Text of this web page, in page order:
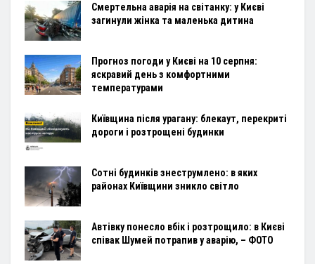
Смертельна аварія на світанку: у Києві
загинули жінка та маленька дитина
Прогноз погоди у Києві на 10 серпня:
яскравий день з комфортними
температурами
Київщина після урагану: блекаут, перекриті
дороги і розтрощені будинки
Сотні будинків знеструмлено: в яких
районах Київщини зникло світло
Автівку понесло вбік і розтрощило: в Києві
співак Шумей потрапив у аварію, – ФОТО